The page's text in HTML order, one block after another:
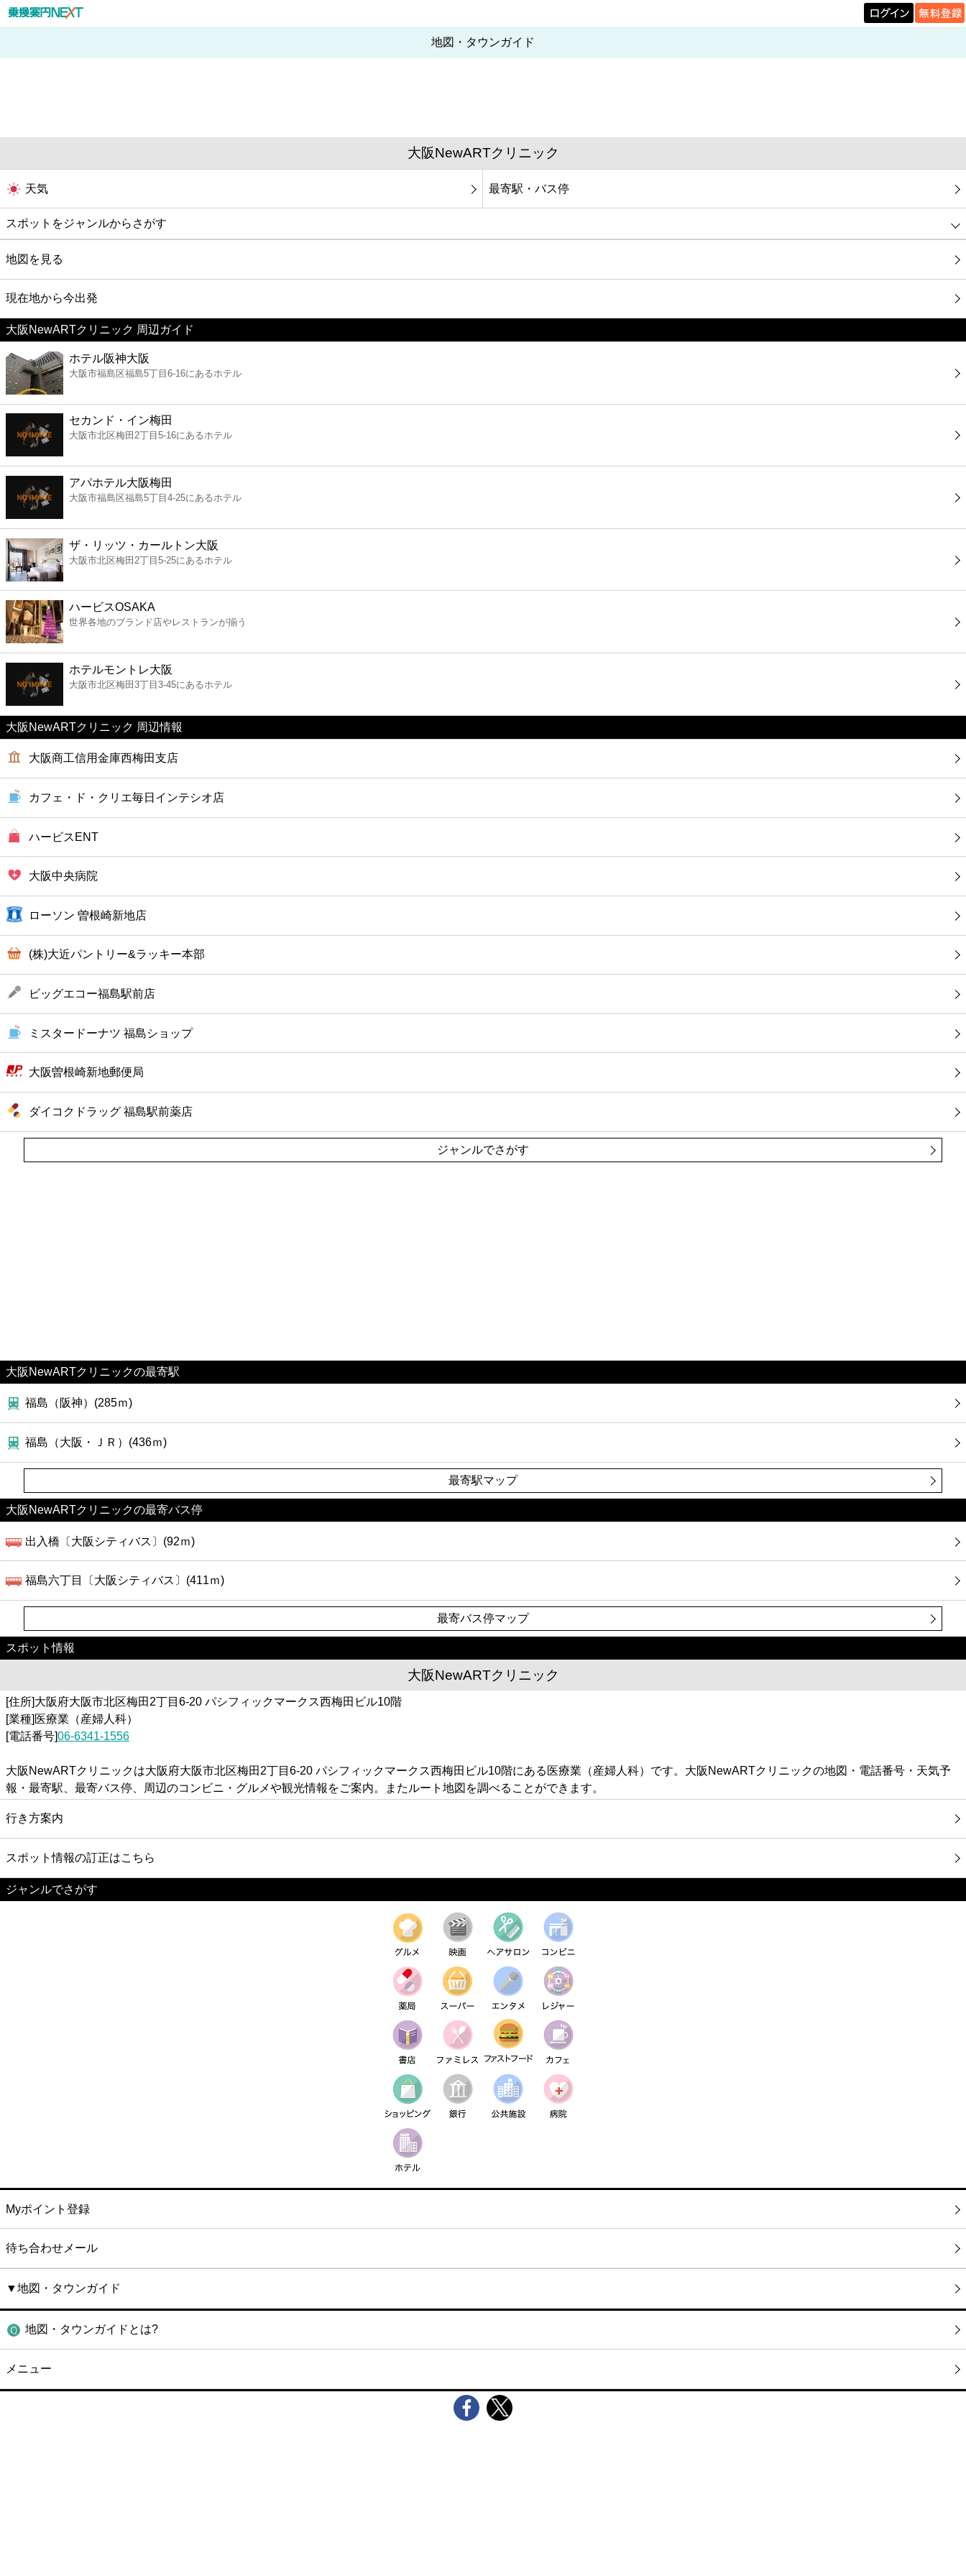
地図・タウンガイド
大阪NewARTクリニック
天気 最寄駅・バス停
スポットをジャンルからさがす
グルメ
映画
美容
コンビニ
薬局
スーパー
エンタメ
レジャー
書店
ファミレス
ファーストフード
カフェ
ショッピング
ホテル
地図を見る
現在地から今出発
大阪NewARTクリニック 周辺ガイド
ホテル阪神大阪
大阪市福島区福島5丁目6-16にあるホテル
セカンド・イン梅田
大阪市北区梅田2丁目5-16にあるホテル
アパホテル大阪梅田
大阪市福島区福島5丁目4-25にあるホテル
ザ・リッツ・カールトン大阪
大阪市北区梅田2丁目5-25にあるホテル
ハービスOSAKA
世界各地のブランド店やレストランが揃う
ホテルモントレ大阪
大阪市北区梅田3丁目3-45にあるホテル
大阪NewARTクリニック 周辺情報
大阪商工信用金庫西梅田支店
カフェ・ド・クリエ毎日インテシオ店
ハービスENT
大阪中央病院
ローソン 曽根崎新地店
(株)大近パントリー&ラッキー本部
ビッグエコー福島駅前店
ミスタードーナツ 福島ショップ
大阪曽根崎新地郵便局
ダイコクドラッグ 福島駅前薬店
ジャンルでさがす
大阪NewARTクリニックの最寄駅
福島（阪神）(285ｍ)
福島（大阪・ＪＲ）(436ｍ)
最寄駅マップ
大阪NewARTクリニックの最寄バス停
出入橋〔大阪シティバス〕(92ｍ)
福島六丁目〔大阪シティバス〕(411ｍ)
最寄バス停マップ
スポット情報
大阪NewARTクリニック
[住所]大阪府大阪市北区梅田2丁目6-20 パシフィックマークス西梅田ビル10階
[業種]医療業（産婦人科）
[電話番号]06-6341-1556
大阪NewARTクリニックは大阪府大阪市北区梅田2丁目6-20 パシフィックマークス西梅田ビル10階にある医療業（産婦人科）です。大阪NewARTクリニックの地図・電話番号・天気予
報・最寄駅、最寄バス停、周辺のコンビニ・グルメや観光情報をご案内。またルート地図を調べることができます。
行き方案内
スポット情報の訂正はこちら
ジャンルでさがす
Myポイント登録
待ち合わせメール
▼地図・タウンガイド
地図・タウンガイドとは?
メニュー